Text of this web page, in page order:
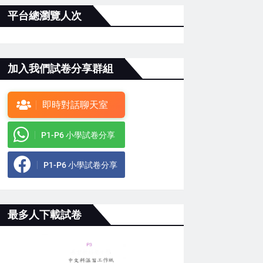
平台總瀏覽人次
加入我們試卷分享群組
即時對話聊天室
P1-P6 小學試卷分享
P1-P6 小學試卷分享
最多人下載試卷